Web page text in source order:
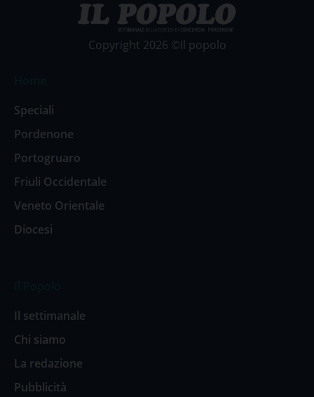
Copyright 2026 ©Il popolo
Speciali
Pordenone
Portogruaro
Friuli Occidentale
Veneto Orientale
Diocesi
Il settimanale
Chi siamo
La redazione
Pubblicità